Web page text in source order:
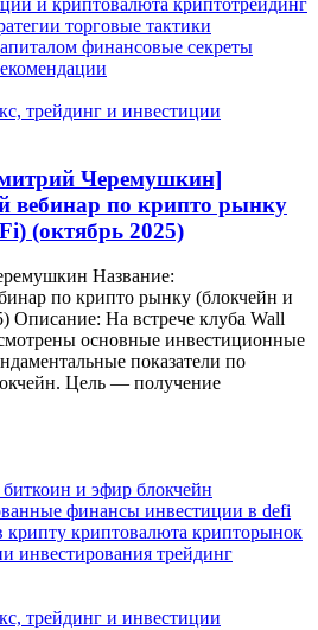
и криптовалюта криптотрейдинг
торговые тактики
финансовые секреты
трейдинг и инвестиции
Черемушкин]
вебинар по крипто рынку
(октябрь 2025)
Название:
по крипто рынку (блокчейн и
Описание: На встрече клуба Wall
основные инвестиционные
показатели по
Цель — получение
биткоин и эфир блокчейн
финансы инвестиции в defi
крипту криптовалюта крипторынок
инвестирования трейдинг
трейдинг и инвестиции